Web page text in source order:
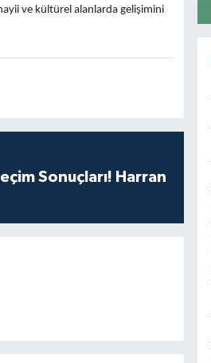
ve kültürel alanlarda gelişimini
Sonuçları! Harran